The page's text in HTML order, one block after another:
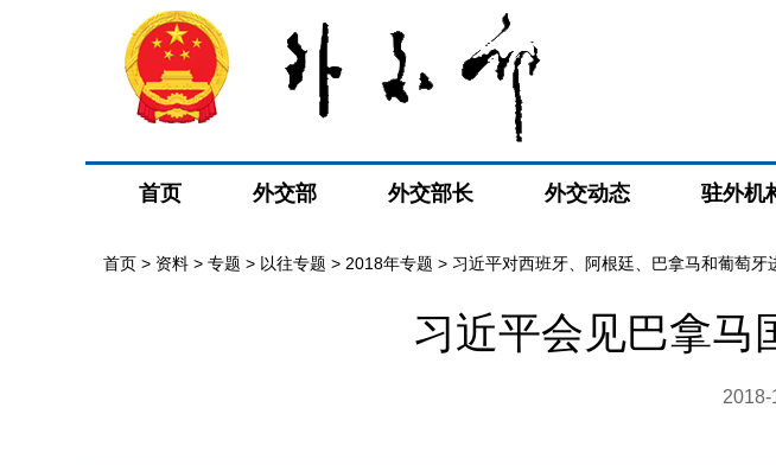
首页 外交部 外交部长 外交动态 驻外机
首页 > 资料 > 专题 > 以往专题 > 2018年专题 > 习近平对西班牙、阿根廷、巴拿马和葡萄
习近平会见巴拿马
2018-